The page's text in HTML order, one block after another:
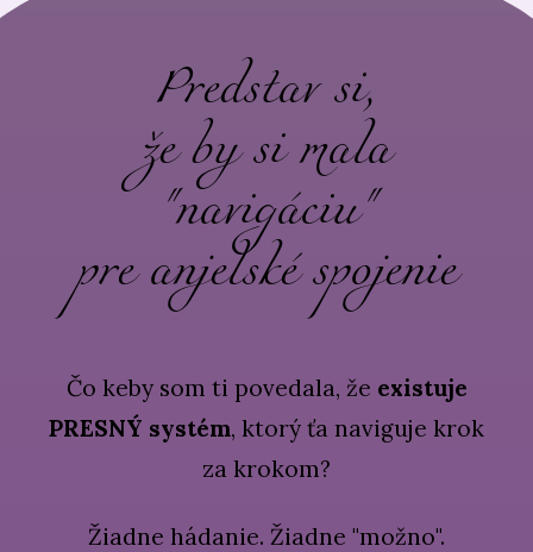
Predstav si,
že by si mala
"navigáciu"
pre anjelské spojenie
Čo keby som ti povedala, že existuje
PRESNÝ systém, ktorý ťa naviguje krok
za krokom?
Žiadne hádanie. Žiadne "možno".